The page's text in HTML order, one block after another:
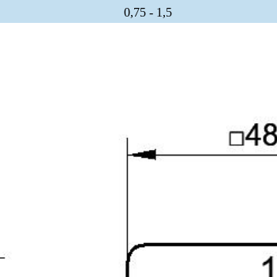
0,75 - 1,5